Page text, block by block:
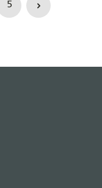
Seite
5